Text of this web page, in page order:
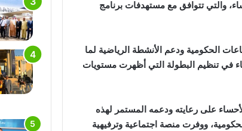
والتي تتوافق مع مستهدفات برنامج
الحكومية ودعم الأنشطة الرياضية لما
في تنظيم البطولة التي أظهرت مستويات
على رعايته ودعمه المستمر لهذه
ووفرت منصة اجتماعية وترفيهية